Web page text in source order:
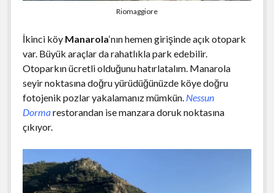
Riomaggiore
İkinci köy Manarola‘nın hemen girişinde açık otopark
var. Büyük araçlar da rahatlıkla park edebilir.
Otoparkın ücretli olduğunu hatırlatalım. Manarola
seyir noktasına doğru yürüdüğünüzde köye doğru
fotojenik pozlar yakalamanız mümkün. Nessun
Dormarestorandan ise manzara doruk noktasına
çıkıyor.